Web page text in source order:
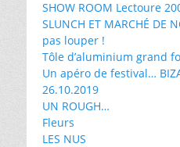
SHOW ROOM Lectoure
SLUNCH ET MARCHÉ DE
pas louper !
Tôle d’aluminium grand
Un apéro de festival…
26.10.2019
UN ROUGH…
Fleurs
LES NUS